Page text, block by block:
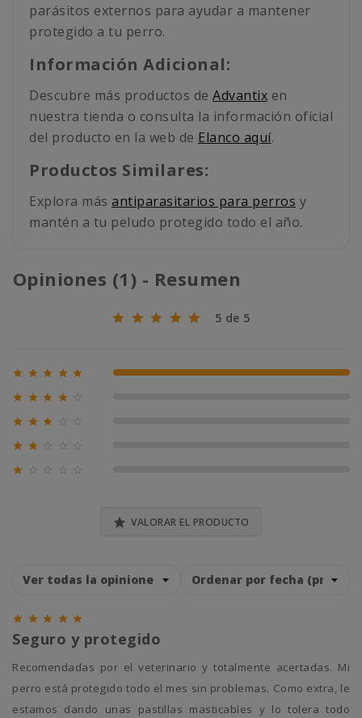
parásitos externos para ayudar a mantener
protegido a tu perro.
Información Adicional:
Descubre más productos de Advantix en
nuestra tienda o consulta la información oficial
del producto en la web de Elanco aquí.
Productos Similares:
Explora más antiparasitarios para perros y
mantén a tu peludo protegido todo el año.
Opiniones (1) - Resumen
5 de 5
     100% (1)
   
  
 

 VALORAR EL PRODUCTO
    
Seguro y protegido
Recomendadas por el veterinario y totalmente acertadas. Mi
perro está protegido todo el mes sin problemas. Como extra, le
estamos dando unas pastillas masticables y lo tolera todo